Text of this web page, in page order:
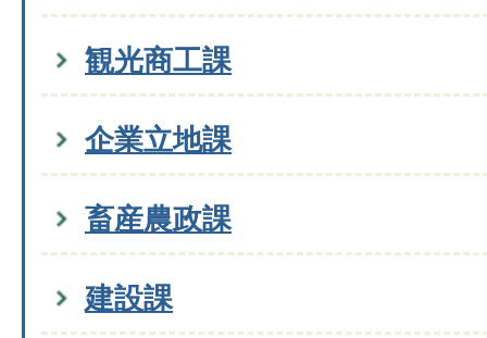
観光商工課
企業立地課
畜産農政課
建設課